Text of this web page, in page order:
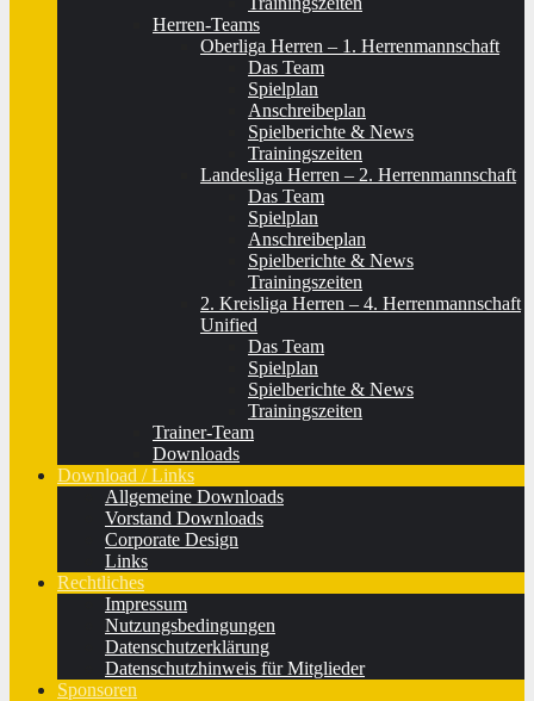
Herren-Teams
Oberliga Herren – 1. Herrenmannschaft
Das Team
Spielplan
Anschreibeplan
Spielberichte & News
Trainingszeiten
Landesliga Herren – 2. Herrenmannschaft
Das Team
Spielplan
Anschreibeplan
Spielberichte & News
Trainingszeiten
2. Kreisliga Herren – 4. Herrenmannschaft
Unified
Das Team
Spielplan
Spielberichte & News
Trainingszeiten
Trainer-Team
Downloads
Download / Links
Allgemeine Downloads
Vorstand Downloads
Corporate Design
Links
Rechtliches
Impressum
Nutzungsbedingungen
Datenschutzerklärung
Datenschutzhinweis für Mitglieder
Sponsoren